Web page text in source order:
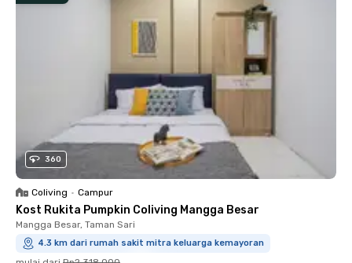
360
Coliving • Campur
Kost Rukita Pumpkin Coliving Mangga Besar
Mangga Besar, Taman Sari
4.3 km dari rumah sakit mitra keluarga kemayoran